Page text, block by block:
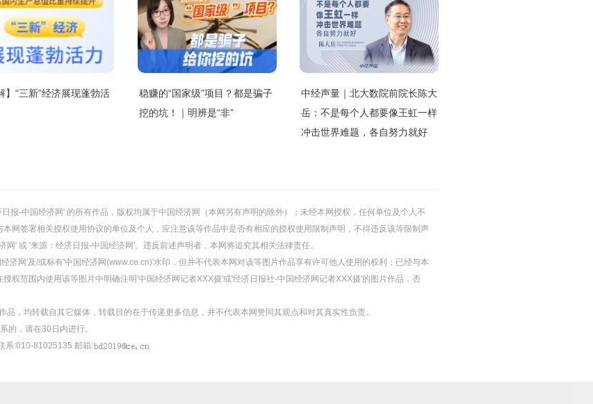
】“三新”经济展现蓬勃活
稳赚的“国家级”项目？都是骗子
挖的坑！｜明辨是“非”
中经声量｜北大数院前院长陈大
岳：不是每个人都要像王虹一样
冲击世界难题，各自努力就好
报-中国经济网' 的所有作品，版权均属于中国经济网（本网另有声明的除外）；未经本网授权，任何单位及个人不
网签署相关授权使用协议的单位及个人，应注意该等作品中是否有相应的授权使用限制声明，不得违反该等限制声
' 或 '来源：经济日报-中国经济网'。违反前述声明者，本网将追究其相关法律责任。
济网'及/或标有'中国经济网(www.ce.cn)'水印，但并不代表本网对该等图片作品享有许可他人使用的权利；已经与本
权范围内使用该等图片中明确注明'中国经济网记者XXX摄'或'经济日报社-中国经济网记者XXX摄'的图片作品，否
，均转载自其它媒体，转载目的在于传递更多信息，并不代表本网赞同其观点和对其真实性负责。
的，请在30日内进行。
系:010-81025135 邮箱: